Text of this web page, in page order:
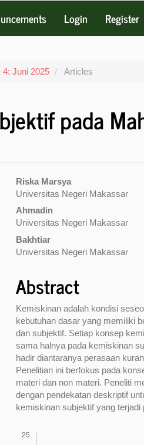
Login Register
4: Juni 2025 Articles
pada
Main
Article
Content
Riska Marsya
Universitas Negeri Makassar
Ahmadin
Universitas Negeri Makassar
Bakhtiar
Universitas Negeri Makassar
Abstract
Kemiskinan adalah kondisi
kebutuhan dasar yang memiliki
dan subjektif. Setiap konsep
sama halnya pada kemiskinan
hadir diantaranya perasaan
Penelitian ini berfokus pada
materi dan non materi. Peneliti
dengan pendekatan deskriptif
kemiskinan subjektif yang